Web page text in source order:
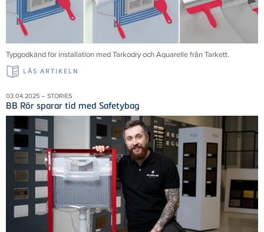
Typgodkänd för installation med Tarkodry och Aquarelle från Tarkett.
LÄS ARTIKELN
03.04.2025 – STORIES
BB Rör sparar tid med Safetybag